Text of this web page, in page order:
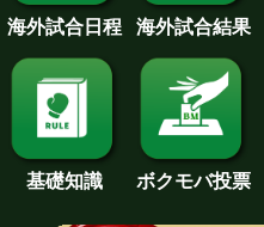
海外試合日程 海外試合結果
基礎知識 ボクモバ投票